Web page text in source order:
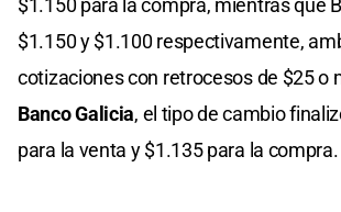
$1.150 y $1.100 respectivamente,
cotizaciones con retrocesos de $25 o
Banco Galicia, el tipo de cambio
para la venta y $1.135 para la compra.